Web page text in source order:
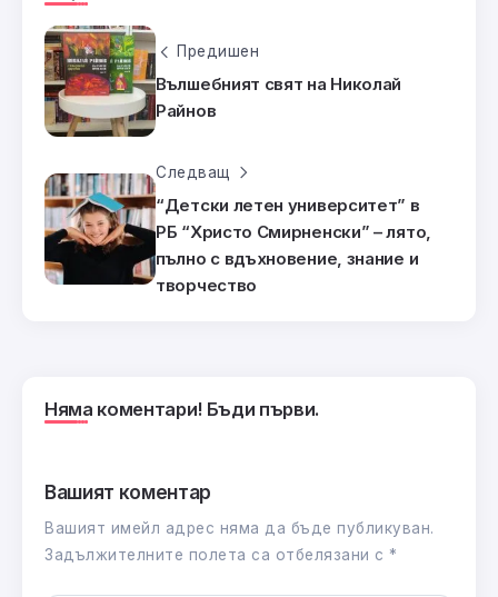
Предишен
Вълшебният свят на Николай
Райнов
Следващ
“Детски летен университет” в
РБ “Христо Смирненски” – лято,
пълно с вдъхновение, знание и
творчество
Няма коментари! Бъди първи.
Вашият коментар
Вашият имейл адрес няма да бъде публикуван.
Задължителните полета са отбелязани с *